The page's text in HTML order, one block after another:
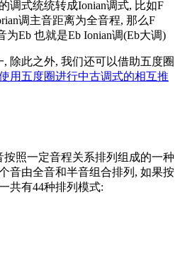
调式统统转成Ionian调式, 比如F
调主音距离为全音程, 那么F
为Eb 也就是Eb Ionian调(Eb大调)
除此之外, 我们还可以借助五度圈
用五度圈进行中古调式的相互推
照一定音程关系排列组成的一种
音由全音和半音组合排列, 如果按
共有44种排列模式: